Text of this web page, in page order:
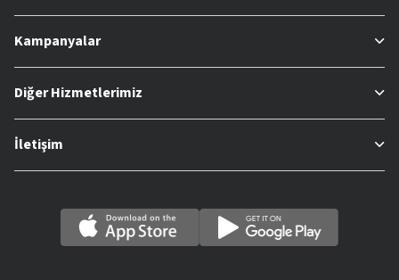
Kampanyalar
Diğer Hizmetlerimiz
İletişim